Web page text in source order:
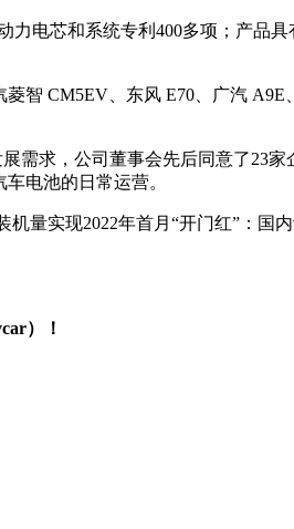
电芯和系统专利400多项；产品
智 CM5EV、东风 E70、广汽
需求，公司董事会先后同意了23
电池的日常运营。
量实现2022年首月“开门红”：国
）！